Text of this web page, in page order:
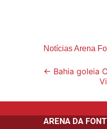
Notícias Arena
Post
← Bahia goleia
ARENA DA